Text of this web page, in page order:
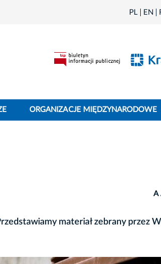
PL EN
ORGANIZACJE MIĘDZYNARODOWE
A
materiał zebrany przez